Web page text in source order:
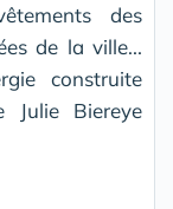
des
de la ville...
construite
Julie Biereye